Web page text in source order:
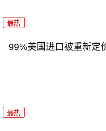
最热
99%美国进口被重新定
最热